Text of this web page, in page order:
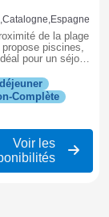
de la plage
piscines,
pour un séjour
Complète
Voir les